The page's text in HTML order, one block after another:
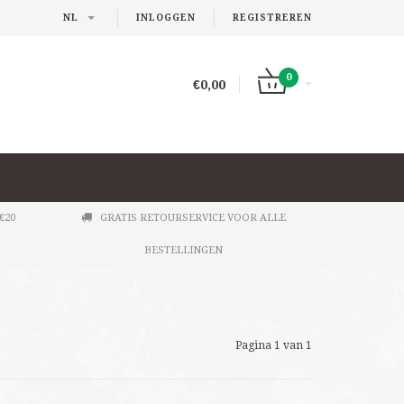
INLOGGEN REGISTREREN
NL
€0,00
0
GRATIS RETOURSERVICE VOOR ALLE
BESTELLINGEN
Pagina 1 van 1